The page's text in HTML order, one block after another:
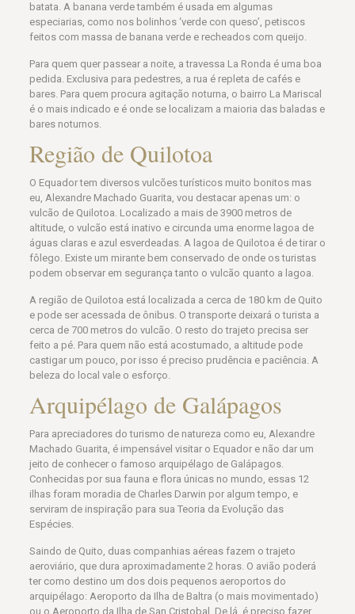
batata. A banana verde também é usada em algumas
especiarias, como nos bolinhos ‘verde con queso’, petiscos
feitos com massa de banana verde e recheados com queijo.
Para quem quer passear a noite, a travessa La Ronda é uma boa
pedida. Exclusiva para pedestres, a rua é repleta de cafés e
bares. Para quem procura agitação noturna, o bairro La Mariscal
é o mais indicado e é onde se localizam a maioria das baladas e
bares noturnos.
Região de Quilotoa
O Equador tem diversos vulcões turísticos muito bonitos mas
eu, Alexandre Machado Guarita, vou destacar apenas um: o
vulcão de Quilotoa. Localizado a mais de 3900 metros de
altitude, o vulcão está inativo e circunda uma enorme lagoa de
águas claras e azul esverdeadas. A lagoa de Quilotoa é de tirar o
fôlego. Existe um mirante bem conservado de onde os turistas
podem observar em segurança tanto o vulcão quanto a lagoa.
A região de Quilotoa está localizada a cerca de 180 km de Quito
e pode ser acessada de ônibus. O transporte deixará o turista a
cerca de 700 metros do vulcão. O resto do trajeto precisa ser
feito a pé. Para quem não está acostumado, a altitude pode
castigar um pouco, por isso é preciso prudência e paciência. A
beleza do local vale o esforço.
Arquipélago de Galápagos
Para apreciadores do turismo de natureza como eu, Alexandre
Machado Guarita, é impensável visitar o Equador e não dar um
jeito de conhecer o famoso arquipélago de Galápagos.
Conhecidas por sua fauna e flora únicas no mundo, essas 12
ilhas foram moradia de Charles Darwin por algum tempo, e
serviram de inspiração para sua Teoria da Evolução das
Espécies.
Saindo de Quito, duas companhias aéreas fazem o trajeto
aeroviário, que dura aproximadamente 2 horas. O avião poderá
ter como destino um dos dois pequenos aeroportos do
arquipélago: Aeroporto da Ilha de Baltra (o mais movimentado)
ou o Aeroporto da Ilha de San Cristobal. De lá, é preciso fazer